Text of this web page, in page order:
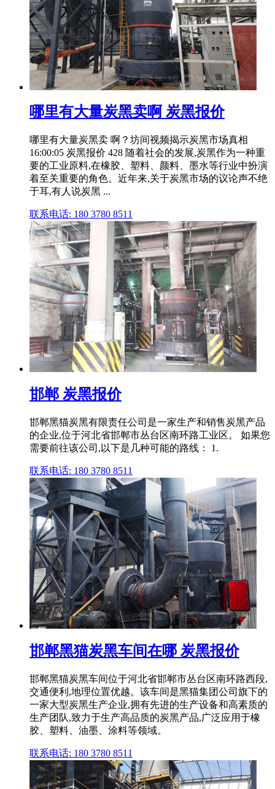
哪里有大量炭黑卖啊 炭黑报价
哪里有大量炭黑卖 啊？坊间视频揭示炭黑市场真相
16:00:05 炭黑报价 428 随着社会的发展,炭黑作为一种重
要的工业原料,在橡胶、塑料、颜料、墨水等行业中扮演
着至关重要的角色。近年来,关于炭黑市场的议论声不绝
于耳,有人说炭黑 ...
联系电话: 180 3780 8511
邯郸 炭黑报价
邯郸黑猫炭黑有限责任公司是一家生产和销售炭黑产品
的企业,位于河北省邯郸市丛台区南环路工业区。 如果您
需要前往该公司,以下是几种可能的路线： 1.
联系电话: 180 3780 8511
邯郸黑猫炭黑车间在哪 炭黑报价
邯郸黑猫炭黑车间位于河北省邯郸市丛台区南环路西段,
交通便利,地理位置优越。该车间是黑猫集团公司旗下的
一家大型炭黑生产企业,拥有先进的生产设备和高素质的
生产团队,致力于生产高品质的炭黑产品,广泛应用于橡
胶、塑料、油墨、涂料等领域。
联系电话: 180 3780 8511